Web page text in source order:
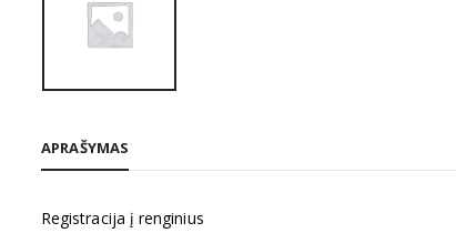
APRAŠYMAS
Registracija į renginius